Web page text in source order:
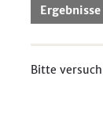
Bitte